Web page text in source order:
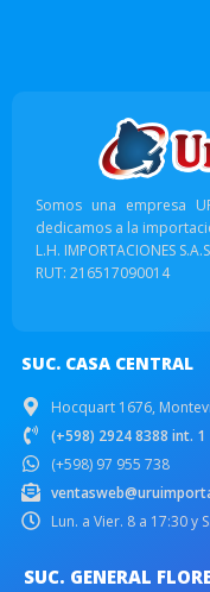
Somos una empresa
dedicamos a la
L.H. IMPORTACIONES
RUT: 216517090014
SUC. CASA CENTRAL
Hocquart 1676,
(+598) 2924 8388 int. 1
(+598) 97 955 738
Lun. a Vier. 8 a 17:30 y
SUC. GENERAL